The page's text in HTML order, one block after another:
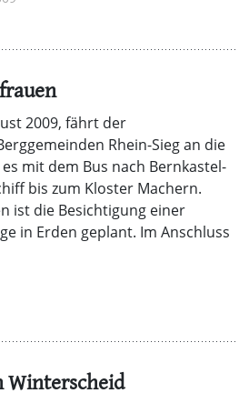
2009, fährt der
Rhein-Sieg an die
mit dem Bus nach Bernkastel-
bis zum Kloster Machern.
ist die Besichtigung einer
in Erden geplant. Im Anschluss
Winterscheid